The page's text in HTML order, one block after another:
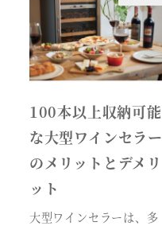
100本以上収納可能
な大型ワインセラー
のメリットとデメリ
ット
大型ワインセラーは、多